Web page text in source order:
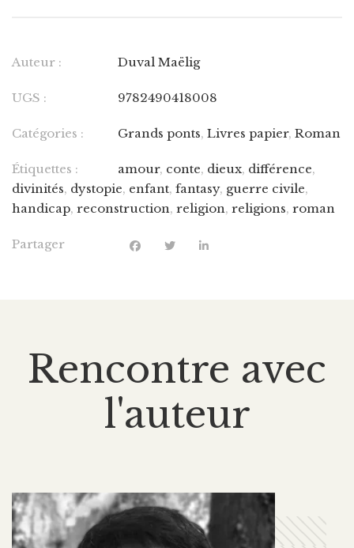
Auteur : Duval Maëlig
UGS : 9782490418008
Catégories : Grands ponts, Livres papier, Roman
Étiquettes : amour, conte, dieux, différence,
divinités, dystopie, enfant, fantasy, guerre civile,
handicap, reconstruction, religion, religions, roman
Partager
Rencontre avec
l'auteur